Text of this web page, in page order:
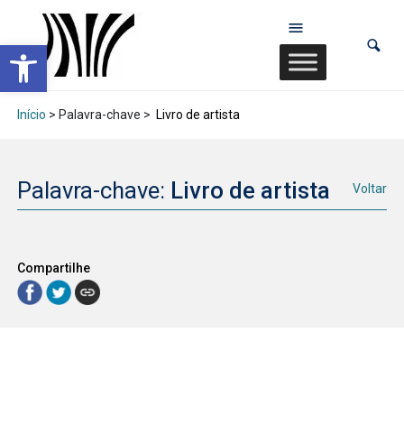
Abrir a barra de ferramentas
Início > Palavra-chave > Livro de artista
Palavra-chave: Livro de artista Voltar
Compartilhe